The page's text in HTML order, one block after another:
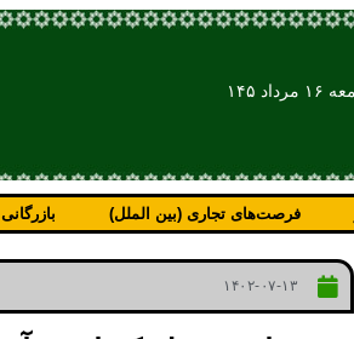
مرداد ۱۴۵
فرصت‌های تجاری (بین الملل) بازرگانی
۱۴۰۲-۰۷-۱۳